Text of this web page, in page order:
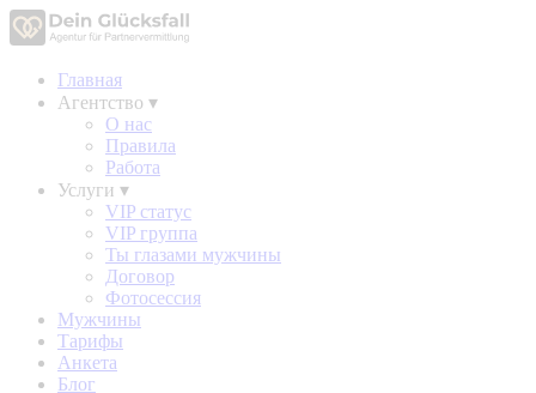
Главная
Агентство ▾
О нас
Правила
Работа
Услуги ▾
VIP статус
VIP группа
Ты глазами мужчины
Договор
Фотосессия
Мужчины
Тарифы
Анкета
Блог